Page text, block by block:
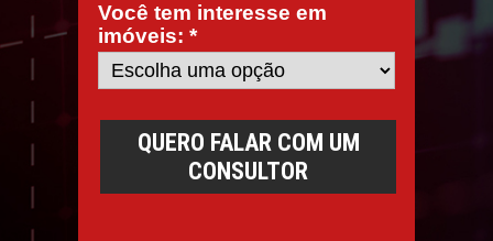
Você tem interesse em
imóveis: *
QUERO FALAR COM UM
CONSULTOR